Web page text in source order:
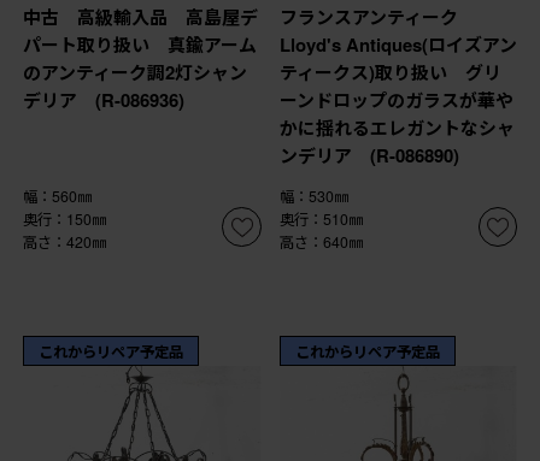
中古 高級輸入品 高島屋デ
パート取り扱い 真鍮アーム
のアンティーク調2灯シャン
デリア (R-086936)
幅：560㎜
奥行：150㎜
高さ：420㎜
フランスアンティーク
Lloyd's Antiques(ロイズアン
ティークス)取り扱い グリ
ーンドロップのガラスが華や
かに揺れるエレガントなシャ
ンデリア (R-086890)
幅：530㎜
奥行：510㎜
高さ：640㎜
これからリペア予定品 これからリペア予定品